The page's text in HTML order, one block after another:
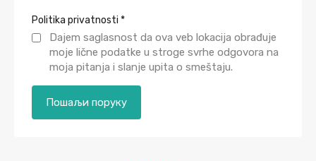
Politika privatnosti *
Dajem saglasnost da ova veb lokacija obrađuje
moje lične podatke u stroge svrhe odgovora na
moja pitanja i slanje upita o smeštaju.